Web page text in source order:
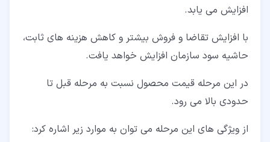
افزایش می ­یابد.
با افزایش تقاضا و فروش بیشتر و کاهش هزینه ­های ثابت،
حاشیه سود سازمان افزایش خواهد یافت.
در این مرحله قیمت محصول نسبت به مرحله قبل تا
حدودی بالا می رود.
از ویژگی های این مرحله می توان به موارد زیر اشاره کرد: